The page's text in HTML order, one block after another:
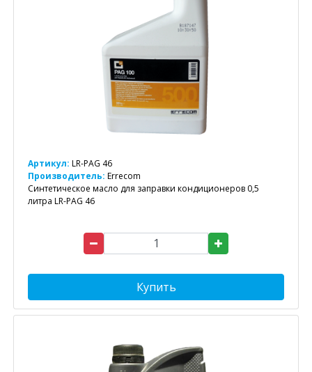
Артикул: LR-PAG 46
Производитель: Errecom
Синтетическое масло для заправки кондиционеров 0,5
литра LR-PAG 46
Купить